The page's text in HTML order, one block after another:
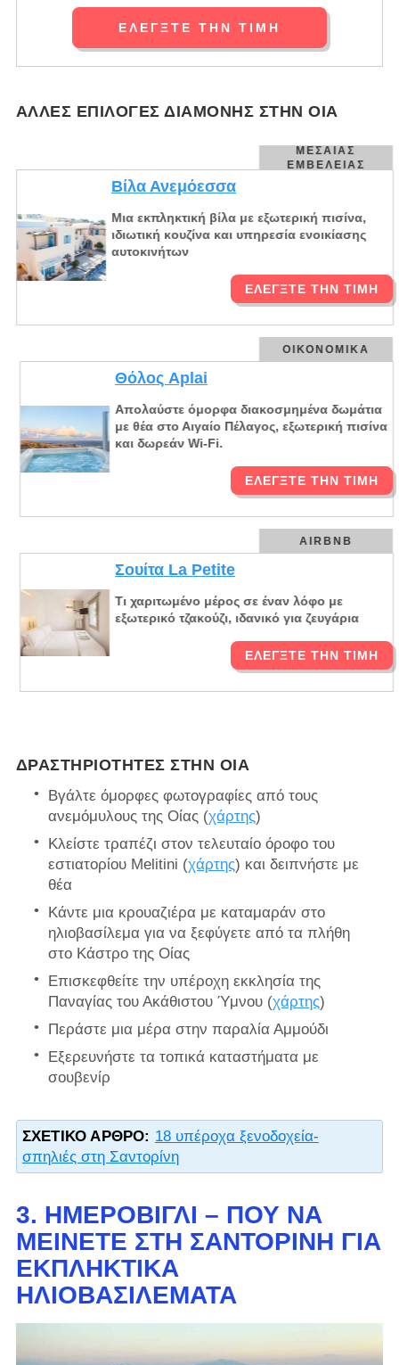
ΕΛΈΓΞΤΕ ΤΗΝ ΤΙΜΉ
ΆΛΛΕΣ ΕΠΙΛΟΓΈΣ ΔΙΑΜΟΝΉΣ ΣΤΗΝ ΟΊΑ
ΜΕΣΑΊΑΣ
ΕΜΒΈΛΕΙΑΣ
Βίλα Ανεμόεσσα
Μια εκπληκτική βίλα με εξωτερική πισίνα,
ιδιωτική κουζίνα και υπηρεσία ενοικίασης
αυτοκινήτων
ΕΛΈΓΞΤΕ ΤΗΝ ΤΙΜΉ
ΟΙΚΟΝΟΜΙΚΆ
Θόλος Aplai
Απολαύστε όμορφα διακοσμημένα δωμάτια
με θέα στο Αιγαίο Πέλαγος, εξωτερική πισίνα
και δωρεάν Wi-Fi.
ΕΛΈΓΞΤΕ ΤΗΝ ΤΙΜΉ
AIRBNB
Σουίτα La Petite
Τι χαριτωμένο μέρος σε έναν λόφο με
εξωτερικό τζακούζι, ιδανικό για ζευγάρια
ΕΛΈΓΞΤΕ ΤΗΝ ΤΙΜΉ
ΔΡΑΣΤΗΡΙΌΤΗΤΕΣ ΣΤΗΝ ΟΊΑ
Βγάλτε όμορφες φωτογραφίες από τους
ανεμόμυλους της Οίας (χάρτης)
Κλείστε τραπέζι στον τελευταίο όροφο του
εστιατορίου Melitini (χάρτης) και δειπνήστε με
θέα
Κάντε μια κρουαζιέρα με καταμαράν στο
ηλιοβασίλεμα για να ξεφύγετε από τα πλήθη
στο Κάστρο της Οίας
Επισκεφθείτε την υπέροχη εκκλησία της
Παναγίας του Ακάθιστου Ύμνου (χάρτης)
Περάστε μια μέρα στην παραλία Αμμούδι
Εξερευνήστε τα τοπικά καταστήματα με
σουβενίρ
ΣΧΕΤΙΚΌ ΆΡΘΡΟ: 18 υπέροχα ξενοδοχεία-
σπηλιές στη Σαντορίνη
3. ΗΜΕΡΟΒΊΓΛΙ – ΠΟΎ ΝΑ
ΜΕΊΝΕΤΕ ΣΤΗ ΣΑΝΤΟΡΊΝΗ ΓΙΑ
ΕΚΠΛΗΚΤΙΚΆ
ΗΛΙΟΒΑΣΙΛΈΜΑΤΑ